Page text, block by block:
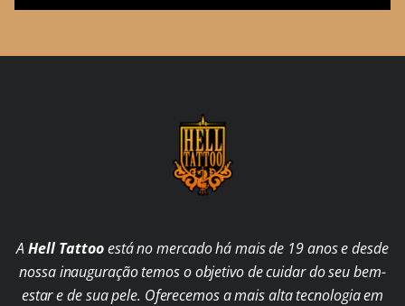
AHell Tattooestá no mercado há mais de 19 anos e desde
nossa inauguração temos o objetivo de cuidar do seu bem-
estar e de sua pele. Oferecemos a mais alta tecnologia em